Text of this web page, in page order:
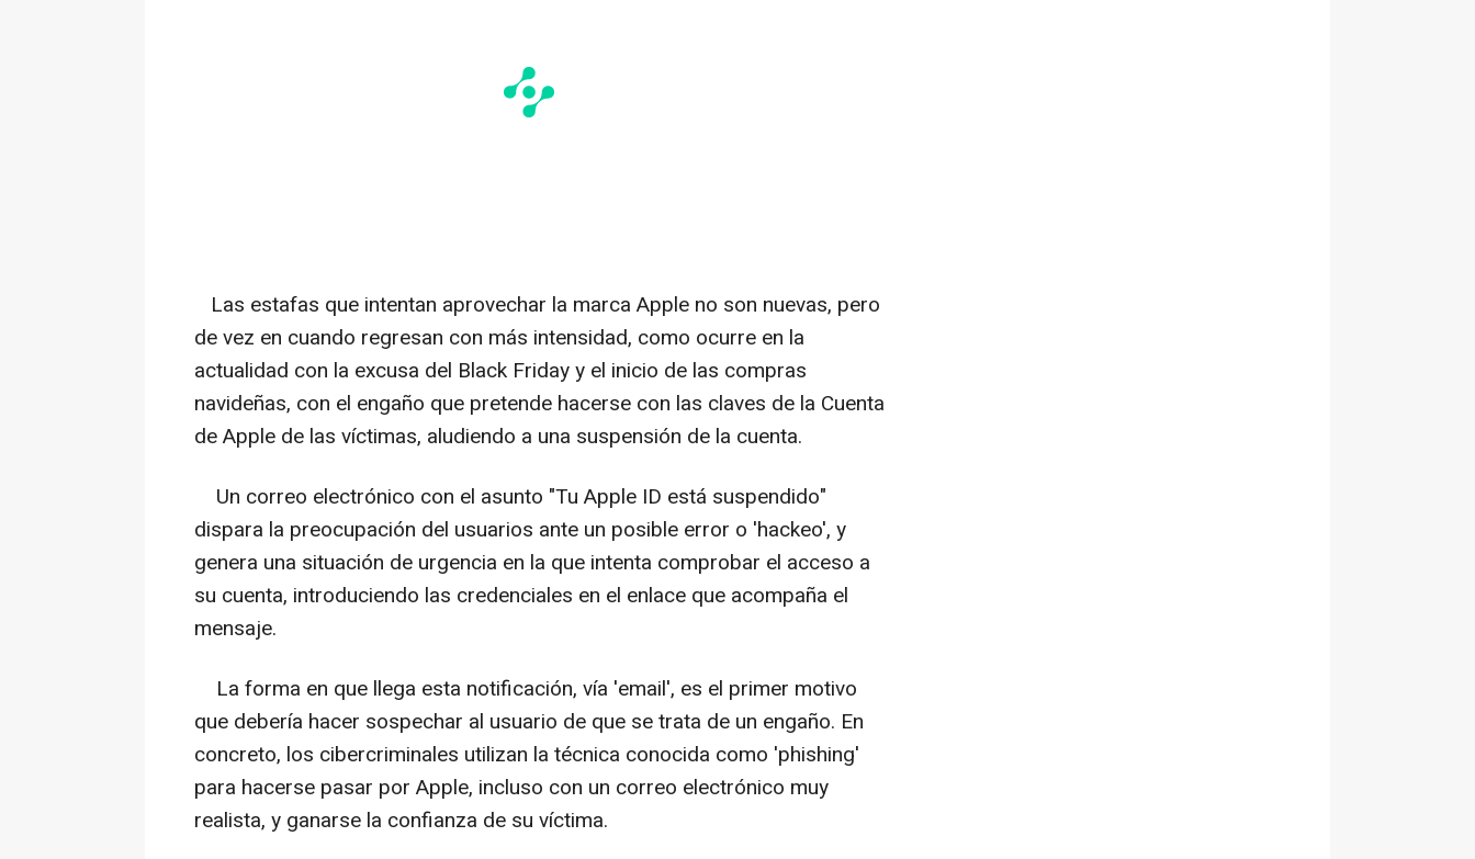
Las estafas que intentan aprovechar la marca Apple no son nuevas, pero
de vez en cuando regresan con más intensidad, como ocurre en la
actualidad con la excusa del Black Friday y el inicio de las compras
navideñas, con el engaño que pretende hacerse con las claves de la Cuenta
de Apple de las víctimas, aludiendo a una suspensión de la cuenta.
Un correo electrónico con el asunto "Tu Apple ID está suspendido"
dispara la preocupación del usuarios ante un posible error o 'hackeo', y
genera una situación de urgencia en la que intenta comprobar el acceso a
su cuenta, introduciendo las credenciales en el enlace que acompaña el
mensaje.
La forma en que llega esta notificación, vía 'email', es el primer motivo
que debería hacer sospechar al usuario de que se trata de un engaño. En
concreto, los cibercriminales utilizan la técnica conocida como 'phishing'
para hacerse pasar por Apple, incluso con un correo electrónico muy
realista, y ganarse la confianza de su víctima.